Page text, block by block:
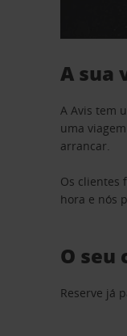
A sua
A Avis tem
uma
arrancar.
Os clientes
hora e nós
O seu
Reserve já